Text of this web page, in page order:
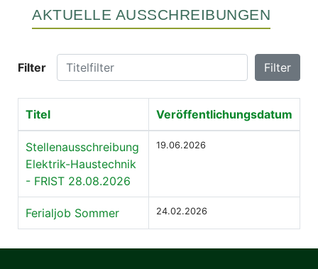
AKTUELLE AUSSCHREIBUNGEN
Filter Titelfilter Filter
Titel Veröffentlichungsdatum
Stellenausschreibung
Elektrik-Haustechnik
- FRIST 28.08.2026
19.06.2026
Ferialjob Sommer 24.02.2026